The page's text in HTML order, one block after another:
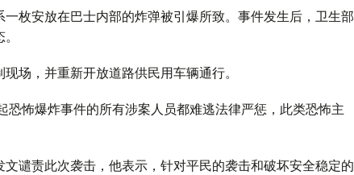
枚安放在巴士内部的炸弹被引爆所致。事件发生后，卫生部
场，并重新开放道路供民用车辆通行。
恐怖爆炸事件的所有涉案人员都难逃法律严惩，此类恐怖主
谴责此次袭击，他表示，针对平民的袭击和破坏安全稳定的